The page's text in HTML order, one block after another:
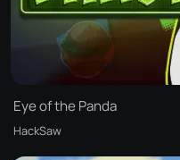
Eye of the Panda
HackSaw